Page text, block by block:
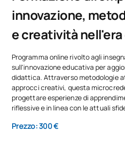
innovazione,
e creatività
Programma online rivolto agli
sull'innovazione educativa per
didattica. Attraverso metodologie
approcci creativi, questa
progettare esperienze di
riflessive e in linea con le attuali
Prezzo: 300 €